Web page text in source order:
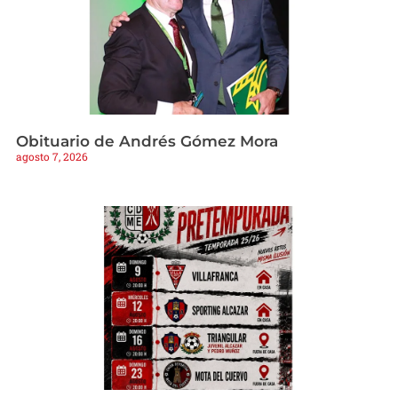
Obituario de Andrés Gómez Mora
agosto 7, 2026